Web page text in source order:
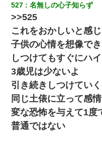
527 名無しの心子知らず
>>525
これをおかしいと感
子供の心情を想像で
しつけてもすぐにハ
3歳児は少ないよ
引き続きしつけてい
同じ土俵に立って感
変な恐怖を与えて1度
普通ではない